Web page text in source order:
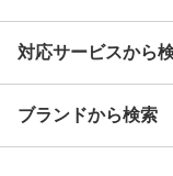
足立区
板橋区
対応サービスから
Award 受賞店
ブランドから検索